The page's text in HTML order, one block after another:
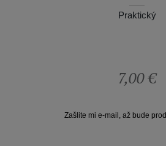
Praktický
7,00 €
Zašlite mi e-mail, až bude